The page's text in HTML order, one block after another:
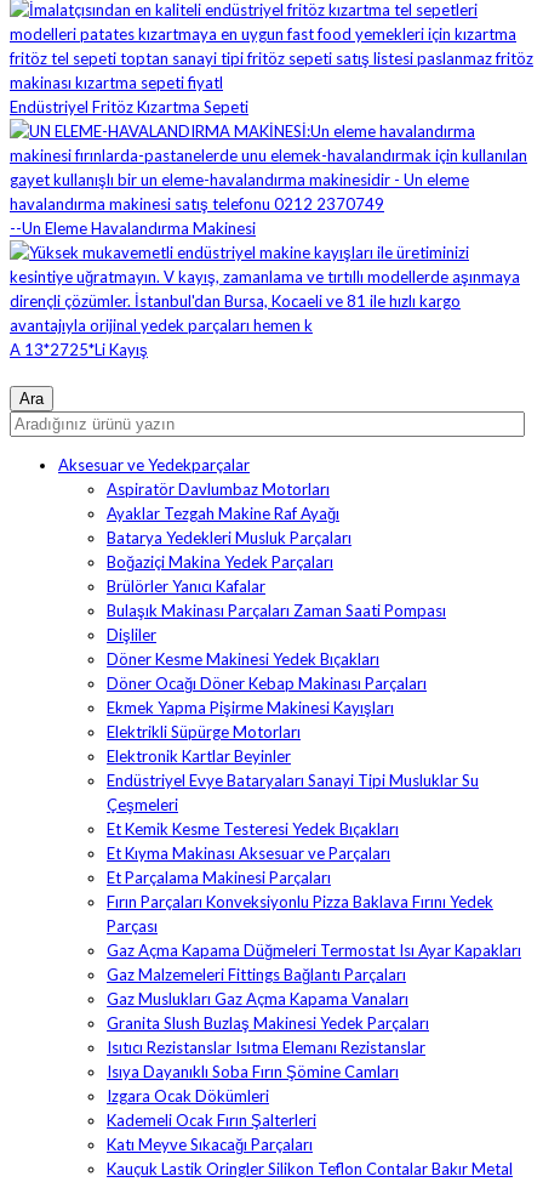
Endüstriyel Fritöz Kızartma Sepeti
--Un Eleme Havalandırma Makinesi
A 13*2725*Li Kayış
Aksesuar ve Yedekparçalar
Aspiratör Davlumbaz Motorları
Ayaklar Tezgah Makine Raf Ayağı
Batarya Yedekleri Musluk Parçaları
Boğaziçi Makina Yedek Parçaları
Brülörler Yanıcı Kafalar
Bulaşık Makinası Parçaları Zaman Saati Pompası
Dişliler
Döner Kesme Makinesi Yedek Bıçakları
Döner Ocağı Döner Kebap Makinası Parçaları
Ekmek Yapma Pişirme Makinesi Kayışları
Elektrikli Süpürge Motorları
Elektronik Kartlar Beyinler
Endüstriyel Evye Bataryaları Sanayi Tipi Musluklar Su
Çeşmeleri
Et Kemik Kesme Testeresi Yedek Bıçakları
Et Kıyma Makinası Aksesuar ve Parçaları
Et Parçalama Makinesi Parçaları
Fırın Parçaları Konveksiyonlu Pizza Baklava Fırını Yedek
Parçası
Gaz Açma Kapama Düğmeleri Termostat Isı Ayar Kapakları
Gaz Malzemeleri Fittings Bağlantı Parçaları
Gaz Muslukları Gaz Açma Kapama Vanaları
Granita Slush Buzlaş Makinesi Yedek Parçaları
Isıtıcı Rezistanslar Isıtma Elemanı Rezistanslar
Isıya Dayanıklı Soba Fırın Şömine Camları
Izgara Ocak Dökümleri
Kademeli Ocak Fırın Şalterleri
Katı Meyve Sıkacağı Parçaları
Kauçuk Lastik Oringler Silikon Teflon Contalar Bakır Metal